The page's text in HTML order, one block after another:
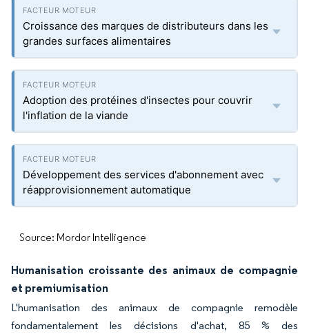
Croissance des marques de distributeurs dans les
grandes surfaces alimentaires
Adoption des protéines d'insectes pour couvrir
l'inflation de la viande
Développement des services d'abonnement avec
réapprovisionnement automatique
Source: Mordor Intelligence
Humanisation croissante des animaux de compagnie
et premiumisation
L'humanisation des animaux de compagnie remodèle
fondamentalement les décisions d'achat, 85 % des